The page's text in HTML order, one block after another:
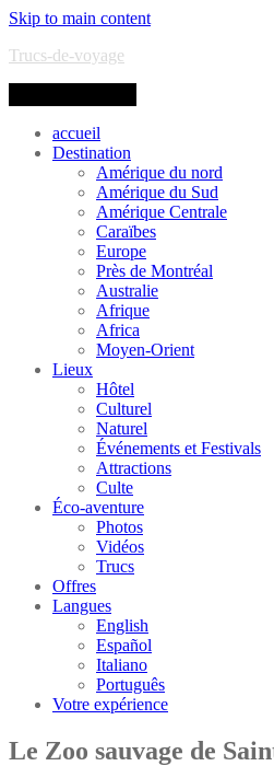
Skip to main content
Trucs-de-voyage
accueil
Destination
Amérique du nord
Amérique du Sud
Amérique Centrale
Caraïbes
Europe
Près de Montréal
Australie
Afrique
Africa
Moyen-Orient
Lieux
Hôtel
Culturel
Naturel
Événements et Festivals
Attractions
Culte
Éco-aventure
Photos
Vidéos
Trucs
Offres
Langues
English
Español
Italiano
Português
Votre expérience
Le Zoo sauvage de